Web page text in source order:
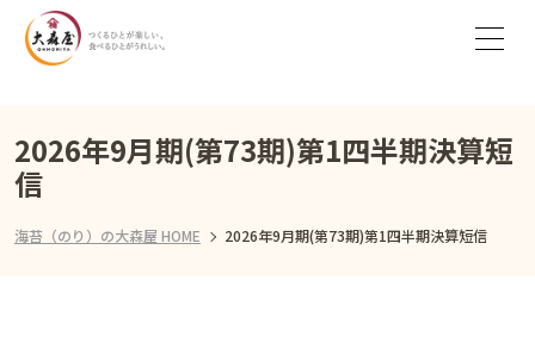
2026年9月期(第73期)第1四半期決算短
信
海苔（のり）の大森屋 HOME 2026年9月期(第73期)第1四半期決算短信